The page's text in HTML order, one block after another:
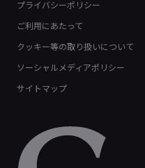
プライバシーポリシー
ご利用にあたって
クッキー等の取り扱いについて
ソーシャルメディアポリシー
サイトマップ